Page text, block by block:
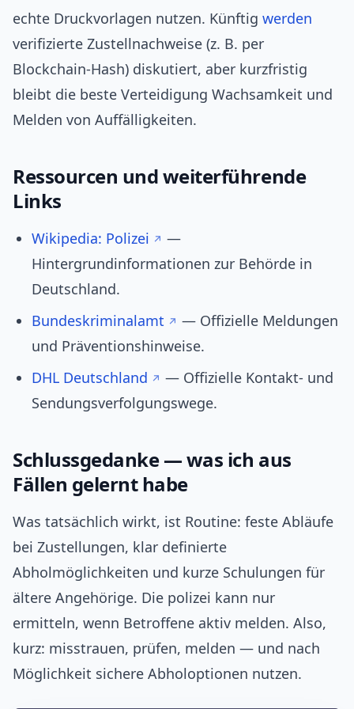
echte Druckvorlagen nutzen. Künftig werden
verifizierte Zustellnachweise (z. B. per
Blockchain-Hash) diskutiert, aber kurzfristig
bleibt die beste Verteidigung Wachsamkeit und
Melden von Auffälligkeiten.
Ressourcen und weiterführende
Links
Wikipedia: Polizei
—
Hintergrundinformationen zur Behörde in
Deutschland.
Bundeskriminalamt
— Offizielle Meldungen
und Präventionshinweise.
DHL Deutschland
— Offizielle Kontakt- und
Sendungsverfolgungswege.
Schlussgedanke — was ich aus
Fällen gelernt habe
Was tatsächlich wirkt, ist Routine: feste Abläufe
bei Zustellungen, klar definierte
Abholmöglichkeiten und kurze Schulungen für
ältere Angehörige. Die polizei kann nur
ermitteln, wenn Betroffene aktiv melden. Also,
kurz: misstrauen, prüfen, melden — und nach
Möglichkeit sichere Abholoptionen nutzen.